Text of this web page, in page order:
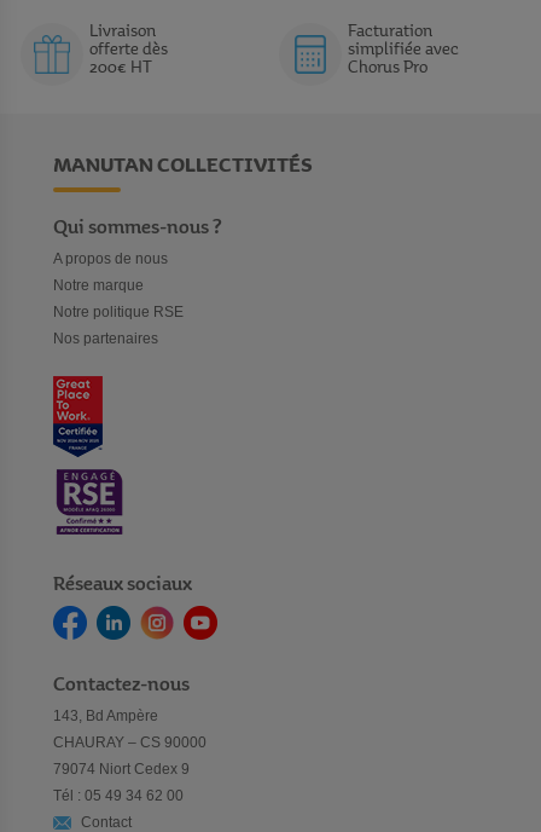
Livraison
offerte dès
200€ HT
Facturation
simplifiée avec
Chorus Pro
MANUTAN COLLECTIVITÉS
Qui sommes-nous ?
A propos de nous
Notre marque
Notre politique RSE
Nos partenaires
Réseaux sociaux
Contactez-nous
143, Bd Ampère
CHAURAY – CS 90000
79074 Niort Cedex 9
Tél : 05 49 34 62 00
Contact